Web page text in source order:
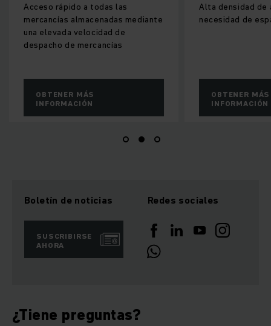
Acceso rápido a todas las
mercancías almacenadas mediante
una elevada velocidad de
despacho de mercancías
OBTENER MÁS
INFORMACIÓN
Alta densidad de
necesidad de
OBTENER MÁS
INFORMACIÓN
Boletín de noticias
SUSCRIBIRSE
AHORA
Redes sociales
¿Tiene preguntas?